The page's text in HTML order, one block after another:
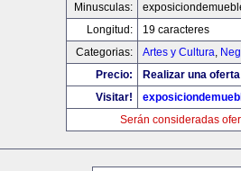
Minusculas:
Longitud:
19 caracteres
Categorias:
Artes y Cultura,
Precio:
Realizar una
Visitar!
Serán consideradas